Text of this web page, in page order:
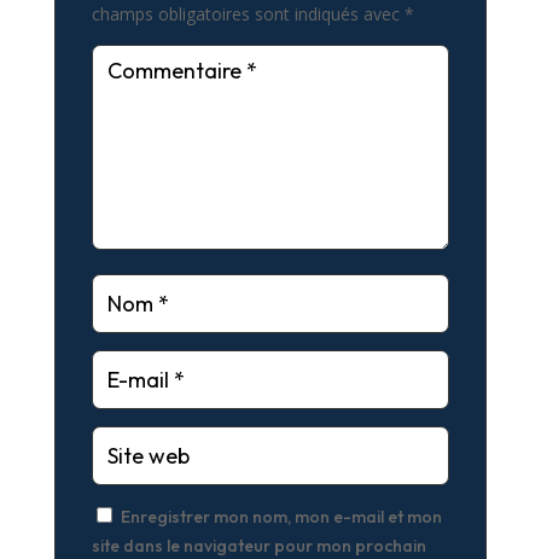
champs obligatoires sont indiqués avec *
Enregistrer mon nom, mon e-mail et mon
site dans le navigateur pour mon prochain